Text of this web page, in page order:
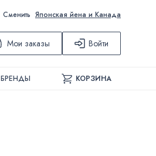
Сменить Японская йена и Канада
Мои заказы Войти
БРЕНДЫ КОРЗИНА